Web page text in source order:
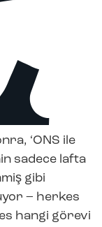
‘ONS ile
sadece lafta
gibi
– herkes
hangi görevi